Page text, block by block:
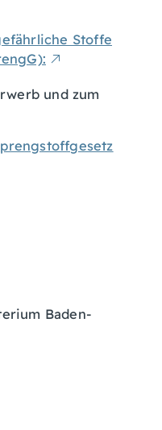
Stoffe
und zum
Baden-